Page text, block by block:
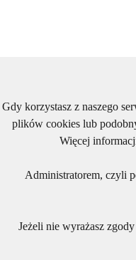
Gdy korzystasz z naszego
plików cookies lub
Więcej
Administratorem, czyli
Jeżeli nie wyrażasz